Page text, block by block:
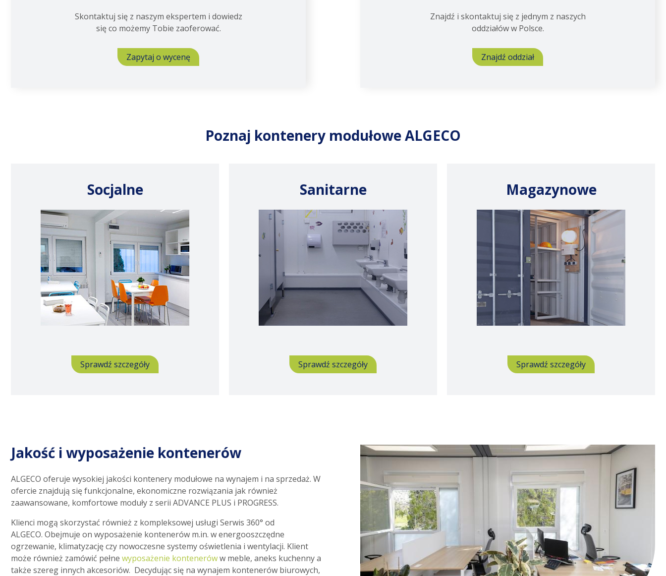
Skontaktuj się z naszym ekspertem i dowiedz
się co możemy Tobie zaoferować.
Zapytaj o wycenę
Znajdź i skontaktuj się z jednym z naszych
oddziałów w Polsce.
Znajdź oddział
Poznaj kontenery modułowe ALGECO
Socjalne
Sprawdź szczegóły
Sanitarne
Sprawdź szczegóły
Magazynowe
Sprawdź szczegóły
Jakość i wyposażenie kontenerów
ALGECO oferuje wysokiej jakości kontenery modułowe na wynajem i na sprzedaż. W
ofercie znajdują się funkcjonalne, ekonomiczne rozwiązania jak również
zaawansowane, komfortowe moduły z serii ADVANCE PLUS i PROGRESS.
Klienci mogą skorzystać również z kompleksowej usługi Serwis 360° od
ALGECO. Obejmuje on wyposażenie kontenerów m.in. w energooszczędne
ogrzewanie, klimatyzację czy nowoczesne systemy oświetlenia i wentylacji. Klient
może również zamówić pełne wyposażenie konteneróww meble, aneks kuchenny a
także szereg innych akcesoriów. Decydując się na wynajem kontenerów biurowych,